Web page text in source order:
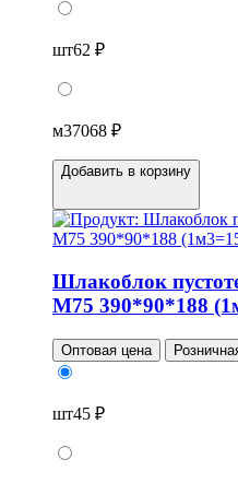
шт62 ₽
м37068 ₽
Добавить в корзину
Шлакоблок
М75 390*90*188
Оптовая цена
шт45 ₽